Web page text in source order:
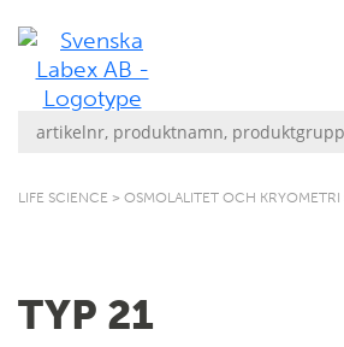
LIFE SCIENCE > OSMOLALITET OCH KRYOMETRI
TYP 21